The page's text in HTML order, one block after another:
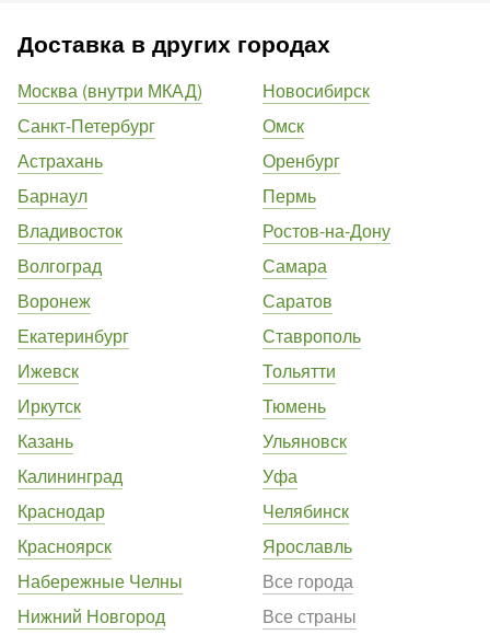
Доставка в других городах
Москва (внутри МКАД)
Санкт-Петербург
Астрахань
Барнаул
Владивосток
Волгоград
Воронеж
Екатеринбург
Ижевск
Иркутск
Казань
Калининград
Краснодар
Красноярск
Набережные Челны
Нижний Новгород
Новосибирск
Омск
Оренбург
Пермь
Ростов-на-Дону
Самара
Саратов
Ставрополь
Тольятти
Тюмень
Ульяновск
Уфа
Челябинск
Ярославль
Все города
Все страны